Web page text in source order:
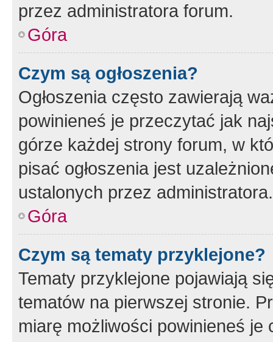
przez administratora forum.
Góra
Czym są ogłoszenia?
Ogłoszenia często zawierają
powinieneś je przeczytać jak
górze każdej strony forum, w
pisać ogłoszenia jest
ustalonych przez administratora.
Góra
Czym są tematy przyklejone?
Tematy przyklejone pojawiają
tematów na pierwszej stronie.
miarę możliwości powinieneś je